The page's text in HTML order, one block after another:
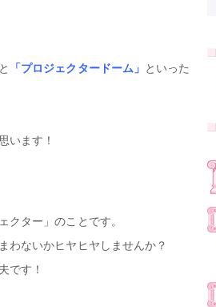
「プロジェクタードーム」 といった
います！
クター」のことです。
わないかヒヤヒヤしませんか？
です！